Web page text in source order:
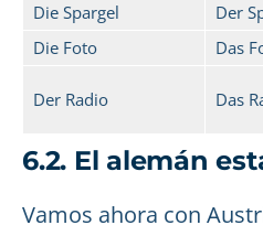
Die Spargel
Der
Die Foto
Das
Der Radio Das
6.2. El alemán
Vamos ahora con